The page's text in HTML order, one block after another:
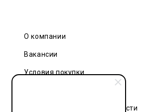
О компании
Вакансии
Условия покупки
Политика конфиденциальности